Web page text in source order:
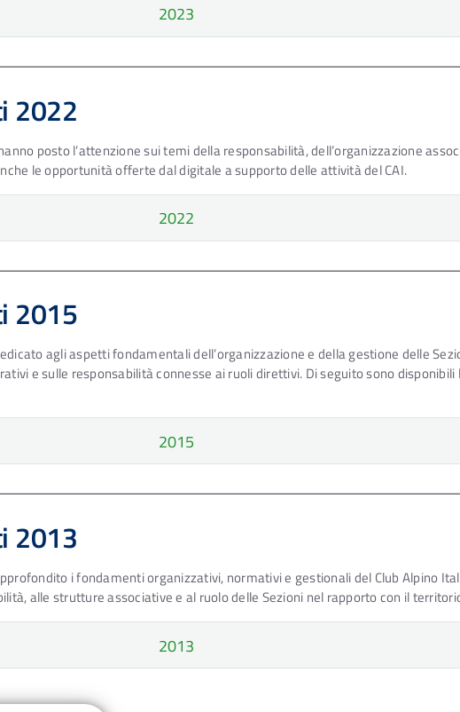
2023
2022
posto l’attenzione sui temi della responsabilità, dell’organizzazione
le opportunità offerte dal digitale a supporto delle attività del CAI.
2022
2015
agli aspetti fondamentali dell’organizzazione e della gestione delle
e sulle responsabilità connesse ai ruoli direttivi. Di seguito sono
2015
2013
i fondamenti organizzativi, normativi e gestionali del Club Alpino
alle strutture associative e al ruolo delle Sezioni nel rapporto con il
2013